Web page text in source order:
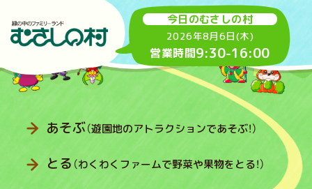
今日のむさしの村
2026年8月6日(木)
営業時間9:30-16:00
あそぶ（遊園地のアトラクションであそぶ！）
とる （わくわくファームで野菜や果物をとる！）